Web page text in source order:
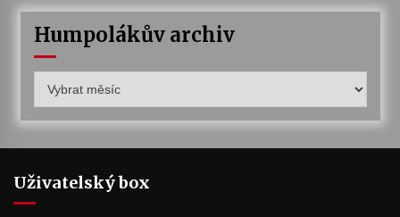
Humpolákův archiv
archiv
Uživatelský box